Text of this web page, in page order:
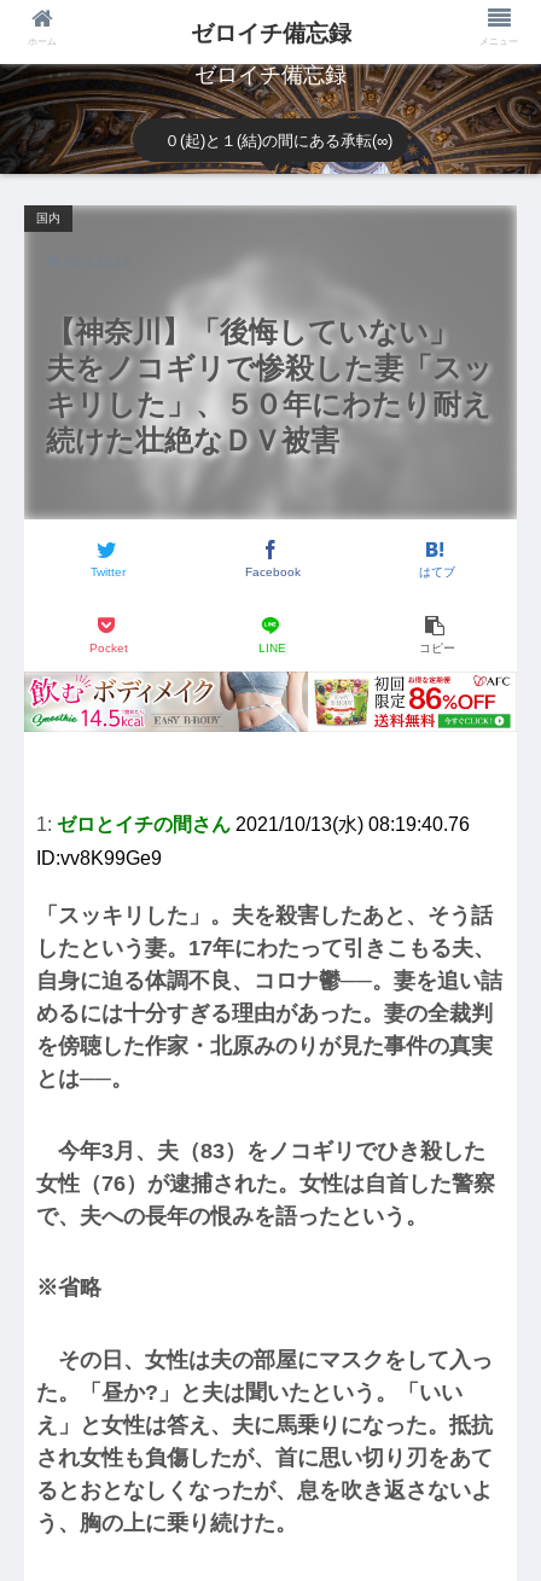
ゼロイチ備忘録
０(起)と１(結)の間にある承転(∞)
【神奈川】「後悔していない」
夫をノコギリで惨殺した妻「スッ
キリした」、５０年にわたり耐え
続けた壮絶なＤＶ被害
国内
Twitter Facebook はてブ
Pocket LINE コピー
1: ゼロとイチの間さん 2021/10/13(水) 08:19:40.76
ID:vv8K99Ge9
「スッキリした」。夫を殺害したあと、そう話
したという妻。17年にわたって引きこもる夫、
自身に迫る体調不良、コロナ鬱──。妻を追い詰
めるには十分すぎる理由があった。妻の全裁判
を傍聴した作家・北原みのりが見た事件の真実
とは──。
今年3月、夫（83）をノコギリでひき殺した
女性（76）が逮捕された。女性は自首した警察
で、夫への長年の恨みを語ったという。
※省略
その日、女性は夫の部屋にマスクをして入っ
た。「昼か?」と夫は聞いたという。「いい
え」と女性は答え、夫に馬乗りになった。抵抗
され女性も負傷したが、首に思い切り刃をあて
るとおとなしくなったが、息を吹き返さないよ
う、胸の上に乗り続けた。
ホーム ゼロイチ備忘録 メニュー